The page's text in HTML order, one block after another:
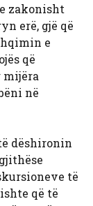
zakonisht
erë, gjë që
e
që
mijëra
në
dëshironin
të
që të